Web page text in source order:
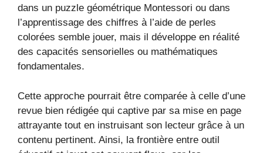
dans un puzzle géométrique Montessori ou dans
l’apprentissage des chiffres à l’aide de perles
colorées semble jouer, mais il développe en réalité
des capacités sensorielles ou mathématiques
fondamentales.
Cette approche pourrait être comparée à celle d’une
revue bien rédigée qui captive par sa mise en page
attrayante tout en instruisant son lecteur grâce à un
contenu pertinent. Ainsi, la frontière entre outil